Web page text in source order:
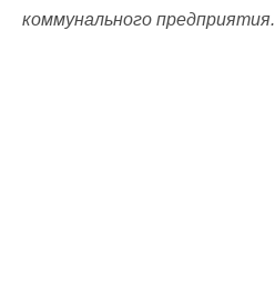
коммунального предприятия.